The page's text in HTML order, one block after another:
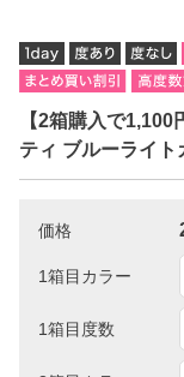
【2箱購入で
ティ ブルーライ
価格
1箱目カラー
1箱目度数